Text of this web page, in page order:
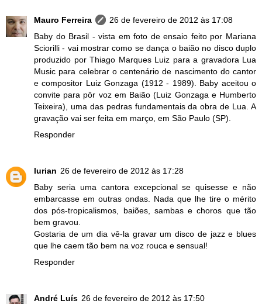
Mauro Ferreira
26 de fevereiro de 2012 às 17:08
Baby do Brasil - vista em foto de ensaio feito por Mariana
Sciorilli - vai mostrar como se dança o baião no disco duplo
produzido por Thiago Marques Luiz para a gravadora Lua
Music para celebrar o centenário de nascimento do cantor
e compositor Luiz Gonzaga (1912 - 1989). Baby aceitou o
convite para pôr voz em Baião (Luiz Gonzaga e Humberto
Teixeira), uma das pedras fundamentais da obra de Lua. A
gravação vai ser feita em março, em São Paulo (SP).
Responder
lurian 26 de fevereiro de 2012 às 17:28
Baby seria uma cantora excepcional se quisesse e não
embarcasse em outras ondas. Nada que lhe tire o mérito
dos pós-tropicalismos, baiões, sambas e choros que tão
bem gravou.
Gostaria de um dia vê-la gravar um disco de jazz e blues
que lhe caem tão bem na voz rouca e sensual!
Responder
André Luís 26 de fevereiro de 2012 às 17:50